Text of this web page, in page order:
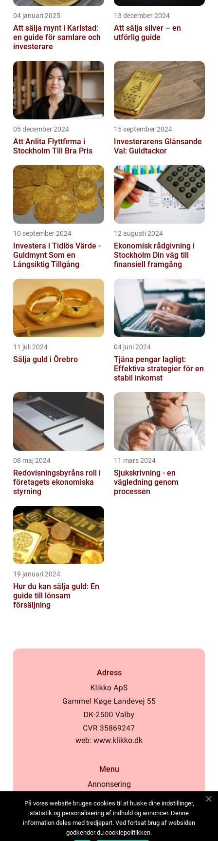
04 januari 2025
Att sälja mynt i Karlstad:
en guide för samlare och
investerare
13 december 2024
Att sälja silver – en
utförlig guide
05 december 2024
Att Anlita Flyttfirma i
Stockholm Till Bra Pris
15 september 2024
Investerarens Glänsande
Val: Guldtackor
10 september 2024
Investera i Tidlös Värde -
Guldmynt Som en
Långsiktig Tillgång
12 augusti 2024
Ekonomisk rådgivning i
Stockholm Din väg till
finansiell framgång
11 juli 2024
Sälja guld i Örebro
04 juni 2024
Tjäna pengar lagligt:
Effektiva strategier för en
stabil inkomst
08 maj 2024
Redovisningsbyråns roll i
företagets ekonomiska
styrning
11 mars 2024
Sjukskrivning - en
vägledning genom
processen
19 januari 2024
Hur du kan sälja guld: En
guide till lönsam
försäljning
Adress
web: www.klikko.dk
Menu
Annonsering
Cookies
Kontakta oss
Sitemap
På vores website bruges cookies til at huske dine indstillinger,
statistik og personalisering af indhold og annoncer. Denne
information deles med tredjepart. Ved fortsat brug af websiden
godkender du cookiepolitikken.